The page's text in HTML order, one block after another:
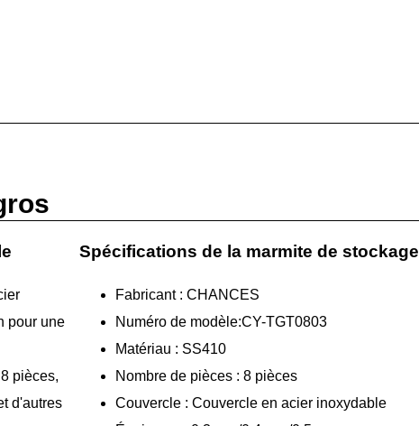
pour une
pièces,
d'autres
Spécifications de la marmite de stockage
Fabricant : CHANCES
Numéro de modèle:CY-TGT0803
Matériau : SS410
Nombre de pièces : 8 pièces
Couvercle : Couvercle en acier inoxydable